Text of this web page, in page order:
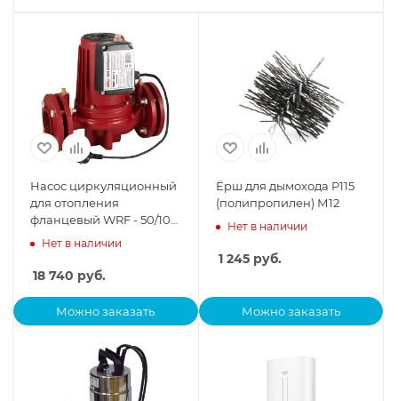
Насос циркуляционный
для отопления
фланцевый WRF - 50/10
(370 Вт., произв.7.56 м³/ч.
Нет в наличии
18 740 руб.
Можно заказать
Ёрш для дымохода P115
(полипропилен) М12
Нет в наличии
1 245руб.
Можно заказать